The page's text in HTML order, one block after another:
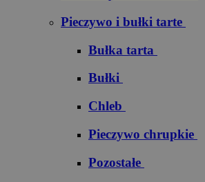
Pieczywo i bułki tarte
Bułka tarta
Bułki
Chleb
Pieczywo chrupkie
Pozostałe